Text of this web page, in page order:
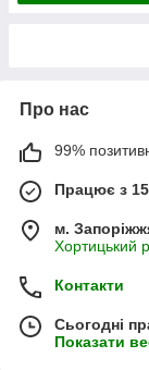
Про нас
99%
Працює з
м.
Хортицький
Контакти
Сьогодні
Показати